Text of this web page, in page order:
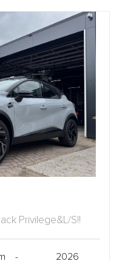
Privilege&L/S!!
- 2026